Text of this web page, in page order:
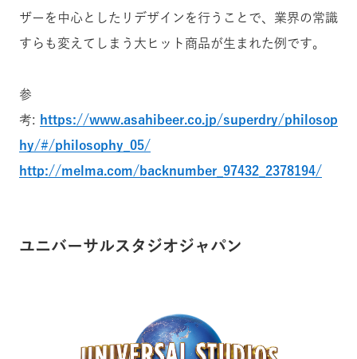
ザーを中心としたリデザインを行うことで、業界の常識
すらも変えてしまう大ヒット商品が生まれた例です。
参
考: https://www.asahibeer.co.jp/superdry/philosop
hy/#/philosophy_05/
http://melma.com/backnumber_97432_2378194/
ユニバーサルスタジオジャパン